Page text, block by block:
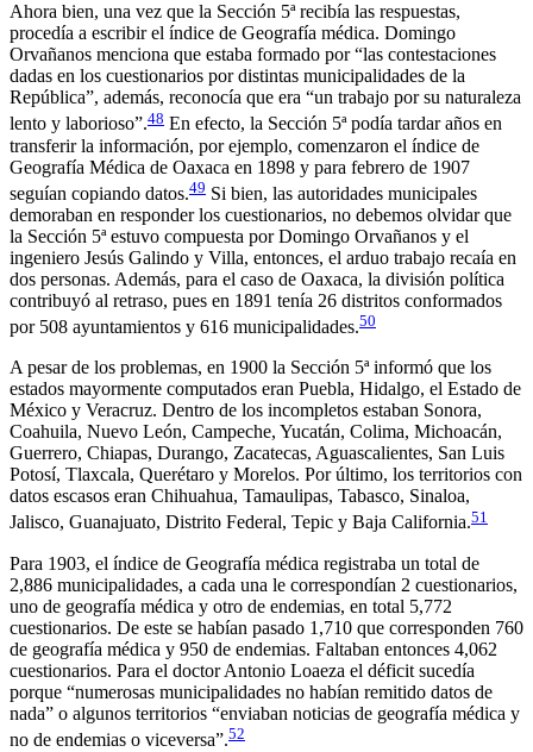
Ahora bien, una vez que la Sección 5ª recibía las respuestas,
procedía a escribir el índice de Geografía médica. Domingo
Orvañanos menciona que estaba formado por “las contestaciones
dadas en los cuestionarios por distintas municipalidades de la
República”, además, reconocía que era “un trabajo por su naturaleza
lento y laborioso”.48 En efecto, la Sección 5ª podía tardar años en
transferir la información, por ejemplo, comenzaron el índice de
Geografía Médica de Oaxaca en 1898 y para febrero de 1907
seguían copiando datos.49 Si bien, las autoridades municipales
demoraban en responder los cuestionarios, no debemos olvidar que
la Sección 5ª estuvo compuesta por Domingo Orvañanos y el
ingeniero Jesús Galindo y Villa, entonces, el arduo trabajo recaía en
dos personas. Además, para el caso de Oaxaca, la división política
contribuyó al retraso, pues en 1891 tenía 26 distritos conformados
por 508 ayuntamientos y 616 municipalidades.50
A pesar de los problemas, en 1900 la Sección 5ª informó que los
estados mayormente computados eran Puebla, Hidalgo, el Estado de
México y Veracruz. Dentro de los incompletos estaban Sonora,
Coahuila, Nuevo León, Campeche, Yucatán, Colima, Michoacán,
Guerrero, Chiapas, Durango, Zacatecas, Aguascalientes, San Luis
Potosí, Tlaxcala, Querétaro y Morelos. Por último, los territorios con
datos escasos eran Chihuahua, Tamaulipas, Tabasco, Sinaloa,
Jalisco, Guanajuato, Distrito Federal, Tepic y Baja California.51
Para 1903, el índice de Geografía médica registraba un total de
2,886 municipalidades, a cada una le correspondían 2 cuestionarios,
uno de geografía médica y otro de endemias, en total 5,772
cuestionarios. De este se habían pasado 1,710 que corresponden 760
de geografía médica y 950 de endemias. Faltaban entonces 4,062
cuestionarios. Para el doctor Antonio Loaeza el déficit sucedía
porque “numerosas municipalidades no habían remitido datos de
nada” o algunos territorios “enviaban noticias de geografía médica y
no de endemias o viceversa”.52